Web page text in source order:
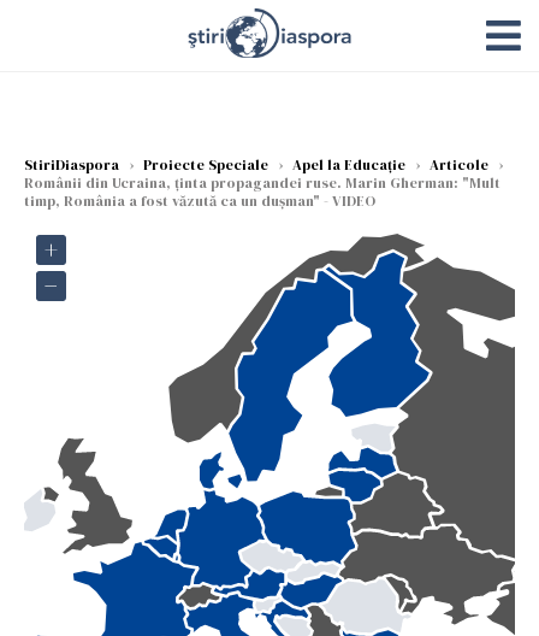
StiriDiaspora › Proiecte Speciale › Apel la Educație › Articole ›
Românii din Ucraina, ținta propagandei ruse. Marin Gherman: "Mult
timp, România a fost văzută ca un dușman" - VIDEO
+
−